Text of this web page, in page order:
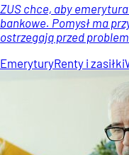
ZUS chce, aby
bankowe. Pomysł ma
ostrzegają przed
EmeryturyRenty i zasiłki